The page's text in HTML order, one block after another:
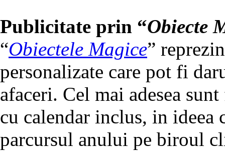
Publicitate prin “Obiecte
“Obiectele Magice”
personalizate care pot fi
afaceri. Cel mai adesea
cu calendar inclus, in ideea
parcursul anului pe biroul